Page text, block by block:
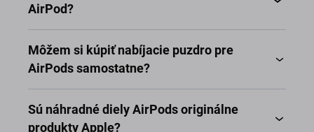
AirPod?
Môžem si kúpiť nabíjacie puzdro pre
AirPods samostatne?
Sú náhradné diely AirPods originálne
produkty Apple?